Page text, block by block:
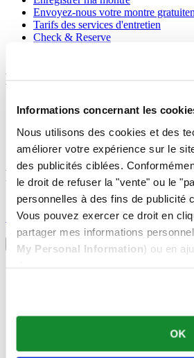
Informations concernant les
Nous utilisons des cookies et des
améliorer votre expérience sur le
des publicités ciblées.
le droit de refuser la "vente" ou le
personnelles à des fins de publicité
Vous pouvez exercer ce droit en
partager mes informations
My Personal Information) ou en
OK
Envoyez-nous votre montre
Tarifs des services d'entretien
Check & Reserve
Mentions légales
Conditions d'utilisation
Informations concernant les cookies
Conditions de vente
Rejoignez le club
S'inscrire pour recevoir des informations
S'inscrire
Sélectionner un pays/une région
Sélecteur de langue
Français